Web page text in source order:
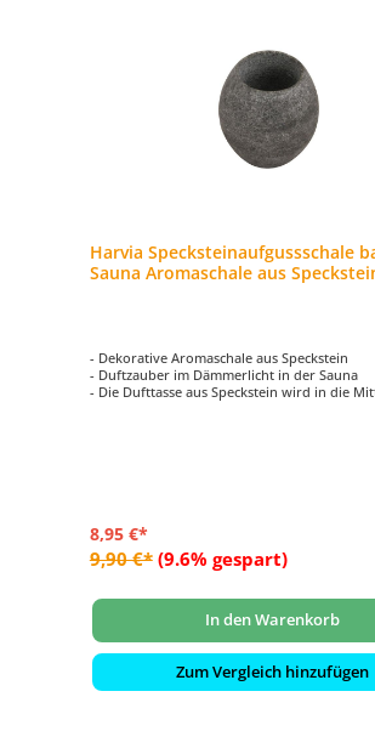
Harvia Specksteinaufgussschale
Sauna Aromaschale aus
- Dekorative Aromaschale aus Speckstein
- Duftzauber im Dämmerlicht in der Sauna
- Die Dufttasse aus Speckstein wird in die
8,95 €*
9,90 €* (9.6% gespart)
In den Warenkorb
Zum Vergleich hinzufügen